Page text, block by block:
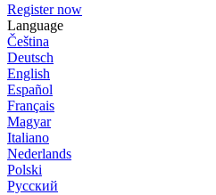
Register now
Language
Čeština
Deutsch
English
Español
Français
Magyar
Italiano
Nederlands
Polski
Русский